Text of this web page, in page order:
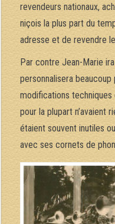
revendeurs nationaux,
niçois la plus part du
adresse et de revendre
Par contre Jean-Marie
personnalisera
modifications techniques
pour la plupart n’avaient
étaient souvent inutiles
avec ses cornets de